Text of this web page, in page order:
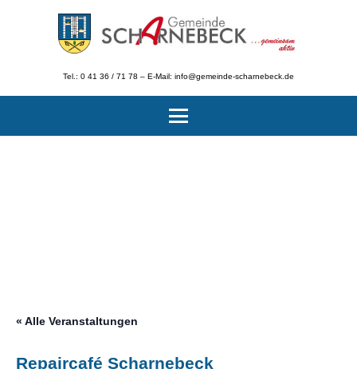
Tel.: 0 41 36 / 71 78 – E-Mail: info@gemeinde-scharnebeck.de
« Alle Veranstaltungen
Repaircafé Scharnebeck